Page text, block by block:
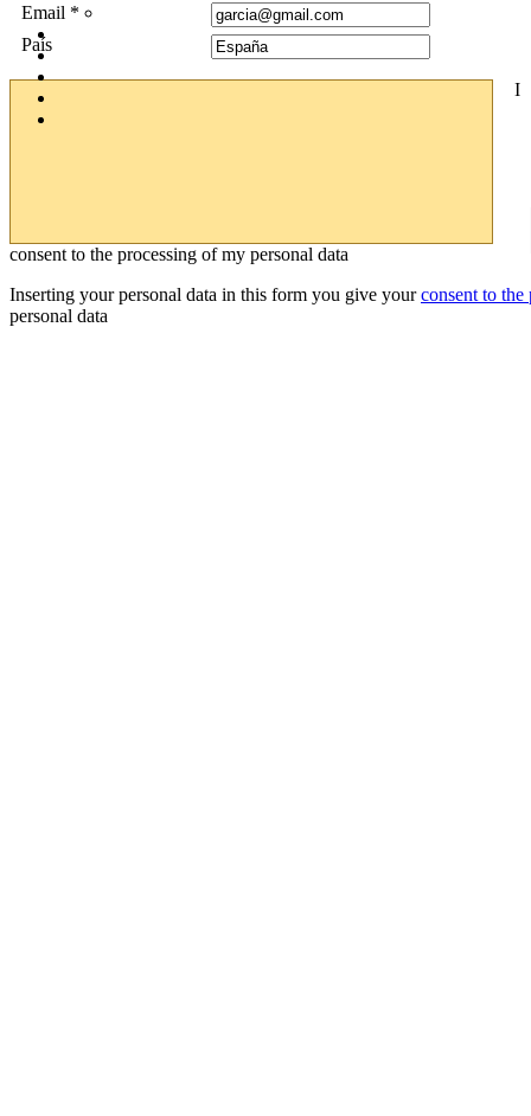
Email *
País
I
consent to the processing of my personal data
Inserting your personal data in this form you give yourconsent to the
personal data